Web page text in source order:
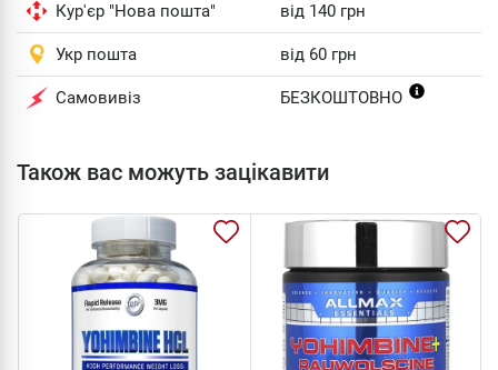
Кур'єр "Нова пошта" від 140 грн
Укр пошта від 60 грн
Самовивіз БЕЗКОШТОВНО
Також вас можуть зацікавити